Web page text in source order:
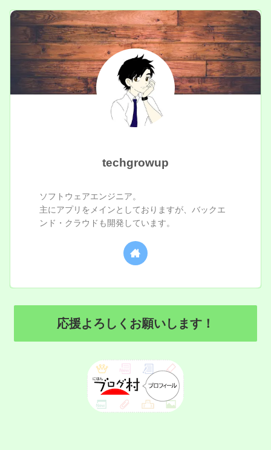
techgrowup
ソフトウェアエンジニア。
主にアプリをメインとしておりますが、バックエ
ンド・クラウドも開発しています。
応援よろしくお願いします！